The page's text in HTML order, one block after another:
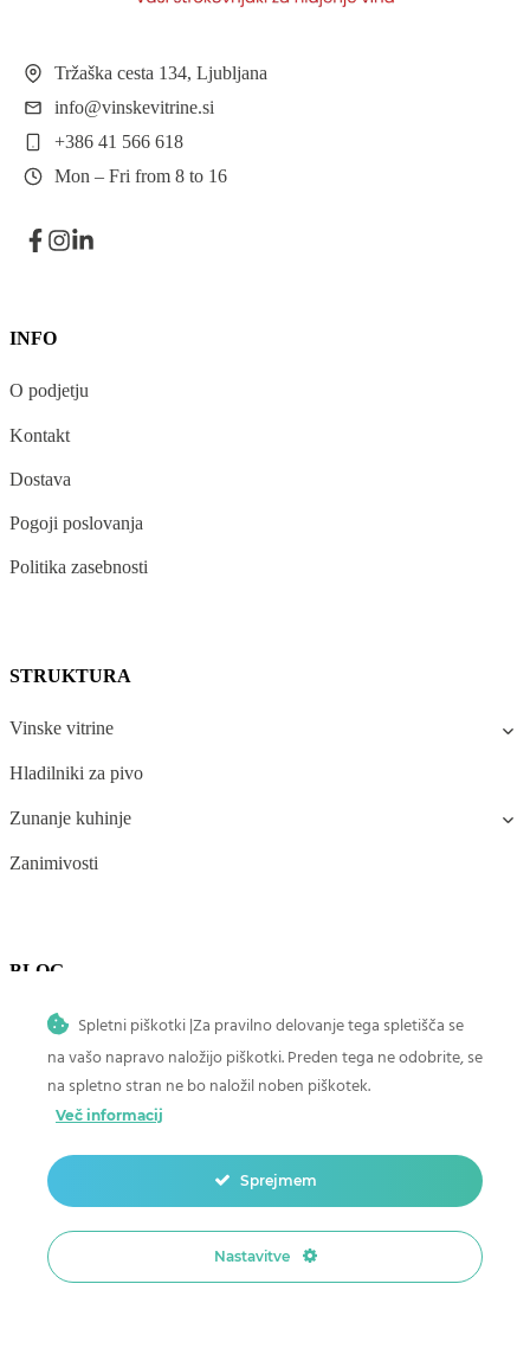
Tržaška cesta 134, Ljubljana
info@vinskevitrine.si
+386 41 566 618
Mon – Fri from 8 to 16
INFO
O podjetju
Kontakt
Dostava
Pogoji poslovanja
Politika zasebnosti
STRUKTURA
Vinske vitrine
Hladilniki za pivo
Zunanje kuhinje
Zanimivosti
BLOG
Vinska vitrina za dom
Zunanji hladilnik za letno kuhinjo
Kuhanje z vinom: koristi za zdravje
Top 5 modelov vinskih vitrin za vaš dom
Vinske regije v Sloveniji
Spletni piškotki |Za pravilno delovanje tega spletišča se
na vašo napravo naložijo piškotki. Preden tega ne odobrite, se
na spletno stran ne bo naložil noben piškotek.
Več informacij
Sprejmem
Nastavitve